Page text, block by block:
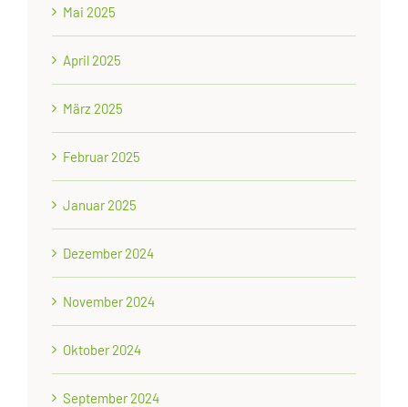
Mai 2025
April 2025
März 2025
Februar 2025
Januar 2025
Dezember 2024
November 2024
Oktober 2024
September 2024